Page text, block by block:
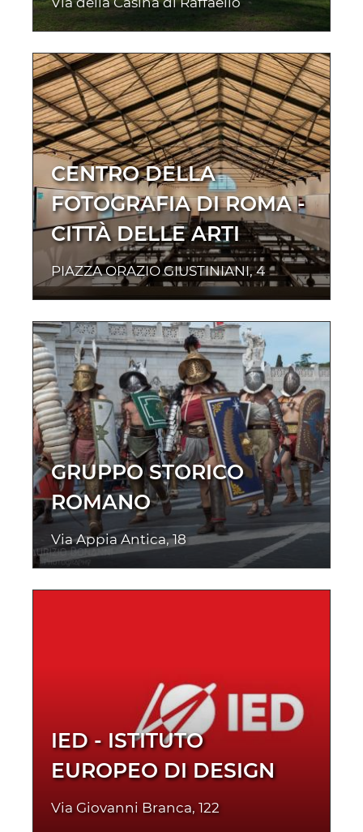
CENTRO DELLA
FOTOGRAFIA DI ROMA -
CITTÀ DELLE ARTI
PIAZZA ORAZIO GIUSTINIANI, 4
GRUPPO STORICO
ROMANO
Via Appia Antica, 18
IED - ISTITUTO
EUROPEO DI DESIGN
Via Giovanni Branca, 122